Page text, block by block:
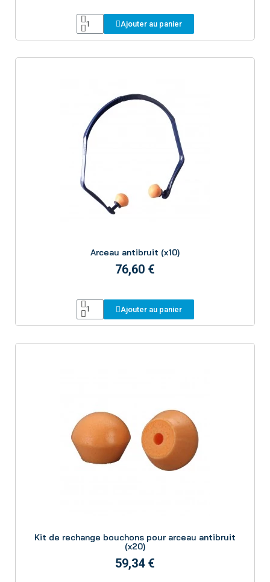
Ajouter au panier
Arceau antibruit (x10)
76,60 €
Ajouter au panier
Kit de rechange bouchons pour arceau antibruit
(x20)
59,34 €